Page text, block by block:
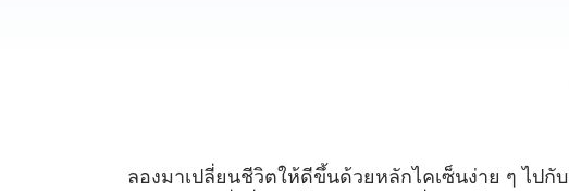
ลองมาเปลี่ยนชีวิตให้ดีขึ้นด้วยหลักไคเซ็นง่าย ๆ ไปกั